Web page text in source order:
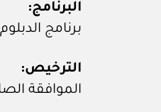
البرنامج:
برنامج
الترخيص:
الموافقة